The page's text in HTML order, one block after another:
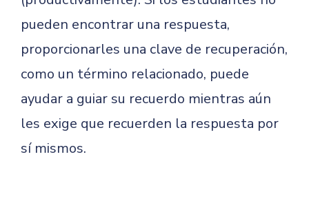
pueden encontrar una respuesta,
proporcionarles una clave de recuperación,
como un término relacionado, puede
ayudar a guiar su recuerdo mientras aún
les exige que recuerden la respuesta por
sí mismos.